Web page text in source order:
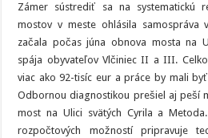
Zámer sústrediť sa na systematickú
mostov v meste ohlásila
začala počas júna obnova mosta na
spája obyvateľov Vlčiniec II a III.
viac ako 92-tisíc eur a práce by mali
Odbornou diagnostikou prešiel aj peší
most na Ulici svätých Cyrila a
rozpočtových možností pripravuje